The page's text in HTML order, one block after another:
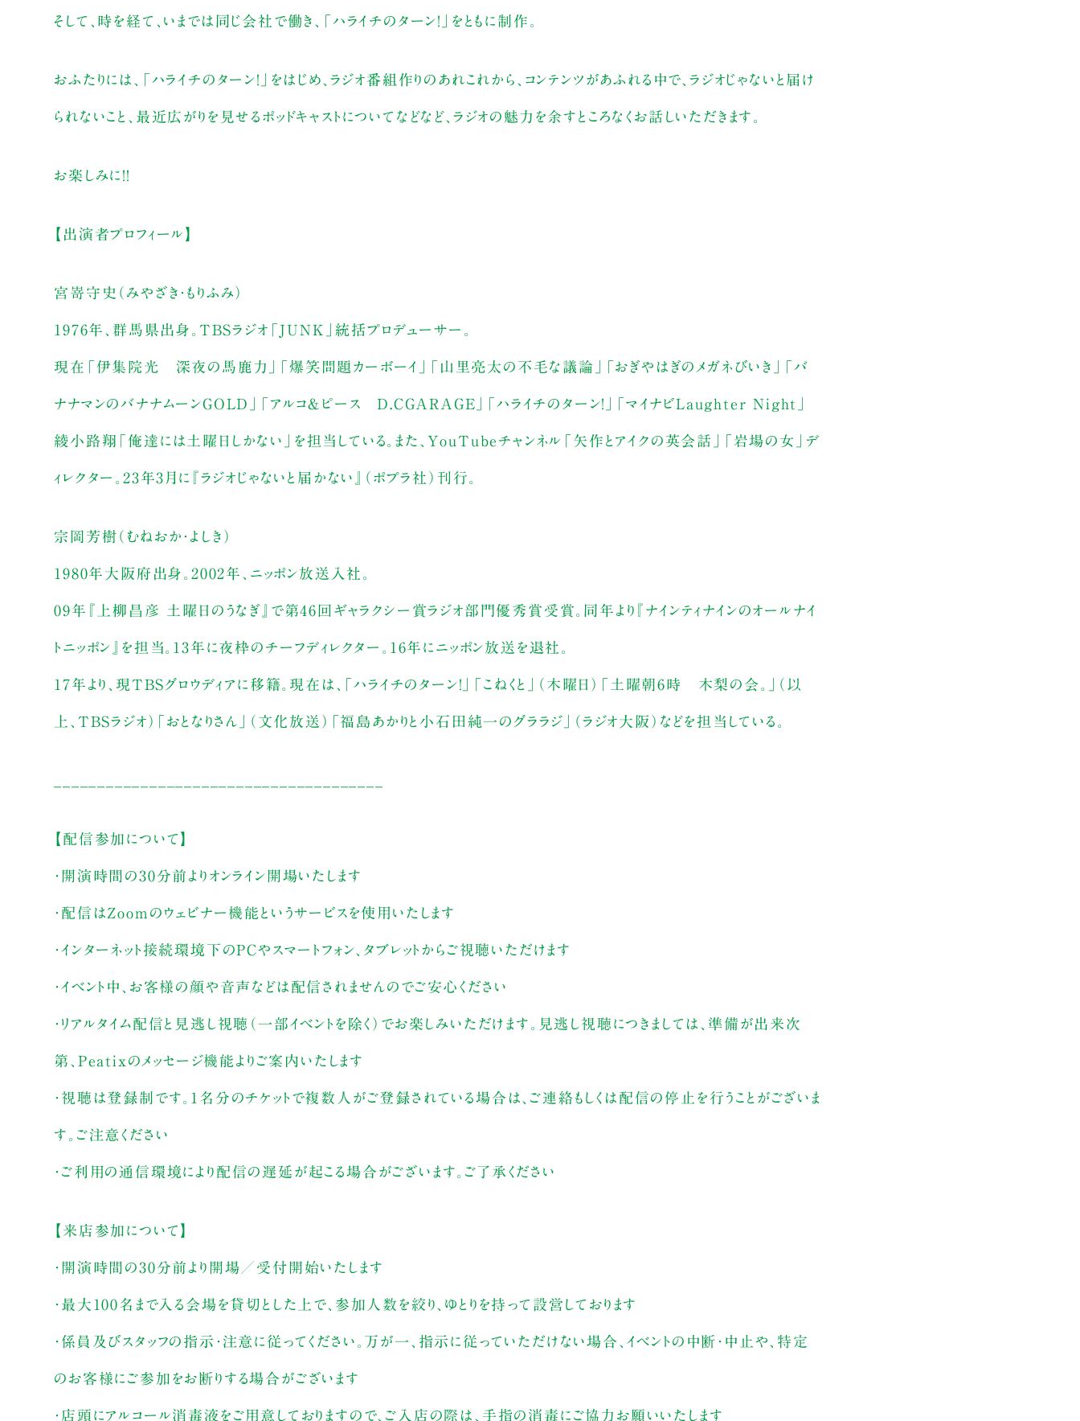
そして、時を経て、いまでは同じ会社で働き、「ハライチのターン！」をともに制作。
おふたりには、「ハライチのターン！」をはじめ、ラジオ番組作りのあれこれから、コンテンツがあふれる中で、ラジオじゃないと届け
られないこと、最近広がりを見せるポッドキャストについてなどなど、ラジオの魅力を余すところなくお話しいただきます。
お楽しみに！！
【出演者プロフィール】
宮嵜守史（みやざき・もりふみ）
1976年、群馬県出身。TBSラジオ「JUNK」統括プロデューサー。
現在「伊集院光 深夜の馬鹿力」「爆笑問題カーボーイ」「山里亮太の不毛な議論」「おぎやはぎのメガネびいき」「バ
ナナマンのバナナムーンGOLD」「アルコ＆ピース D.CGARAGE」「ハライチのターン！」「マイナビLaughter Night」
綾小路翔「俺達には土曜日しかない」を担当している。また、YouTubeチャンネル「矢作とアイクの英会話」「岩場の女」デ
ィレクター。23年3月に『ラジオじゃないと届かない』（ポプラ社）刊行。
宗岡芳樹（むねおか・よしき）
1980年大阪府出身。2002年、ニッポン放送入社。
09年『上柳昌彦 土曜日のうなぎ』で第46回ギャラクシー賞ラジオ部門優秀賞受賞。同年より『ナインティナインのオールナイ
トニッポン』を担当。13年に夜枠のチーフディレクター。16年にニッポン放送を退社。
17年より、現TBSグロウディアに移籍。現在は、「ハライチのターン！」「こねくと」（木曜日）「土曜朝6時 木梨の会。」（以
上、TBSラジオ）「おとなりさん」（文化放送）「福島あかりと小石田純一のグララジ」（ラジオ大阪）などを担当している。
【配信参加について】
・開演時間の30分前よりオンライン開場いたします
・配信はZoomのウェビナー機能というサービスを使用いたします
・インターネット接続環境下のPCやスマートフォン、タブレットからご視聴いただけます
・イベント中、お客様の顔や音声などは配信されませんのでご安心ください
・リアルタイム配信と見逃し視聴（一部イベントを除く）でお楽しみいただけます。見逃し視聴につきましては、準備が出来次
第、Peatixのメッセージ機能よりご案内いたします
・視聴は登録制です。1名分のチケットで複数人がご登録されている場合は、ご連絡もしくは配信の停止を行うことがございま
す。ご注意ください
・ご利用の通信環境により配信の遅延が起こる場合がございます。ご了承ください
【来店参加について】
・開演時間の30分前より開場／受付開始いたします
・最大100名まで入る会場を貸切とした上で、参加人数を絞り、ゆとりを持って設営しております
・係員及びスタッフの指示・注意に従ってください。万が一、指示に従っていただけない場合、イベントの中断・中止や、特定
のお客様にご参加をお断りする場合がございます
・店頭にアルコール消毒液をご用意しておりますので、ご入店の際は、手指の消毒にご協力お願いいたします